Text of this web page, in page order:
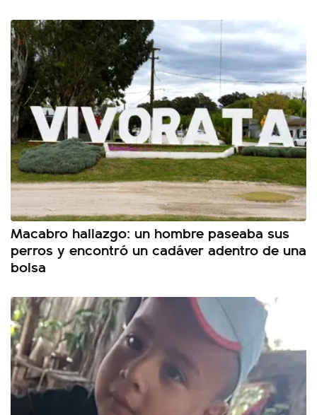
Macabro hallazgo: un hombre paseaba sus
perros y encontró un cadáver adentro de una
bolsa